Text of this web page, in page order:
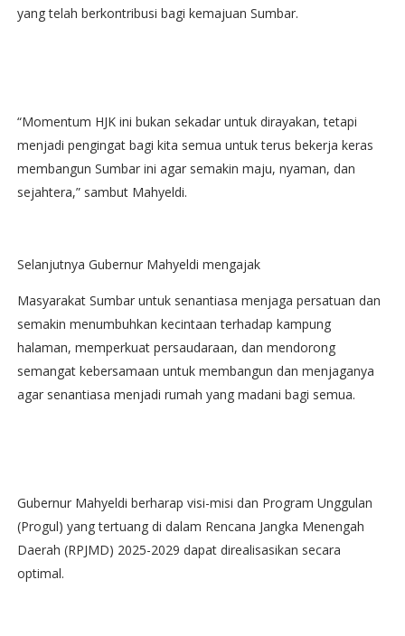
yang telah berkontribusi bagi kemajuan Sumbar.
“Momentum HJK ini bukan sekadar untuk dirayakan, tetapi
menjadi pengingat bagi kita semua untuk terus bekerja keras
membangun Sumbar ini agar semakin maju, nyaman, dan
sejahtera,” sambut Mahyeldi.
Selanjutnya Gubernur Mahyeldi mengajak
Masyarakat Sumbar untuk senantiasa menjaga persatuan dan
semakin menumbuhkan kecintaan terhadap kampung
halaman, memperkuat persaudaraan, dan mendorong
semangat kebersamaan untuk membangun dan menjaganya
agar senantiasa menjadi rumah yang madani bagi semua.
Gubernur Mahyeldi berharap visi-misi dan Program Unggulan
(Progul) yang tertuang di dalam Rencana Jangka Menengah
Daerah (RPJMD) 2025-2029 dapat direalisasikan secara
optimal.